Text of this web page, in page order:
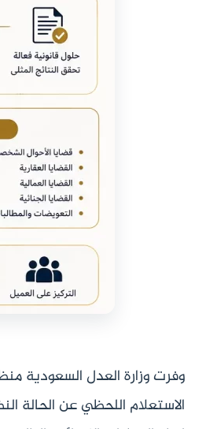
وفرت وزارة العدل السعودية
الاستعلام اللحظي عن الحالة